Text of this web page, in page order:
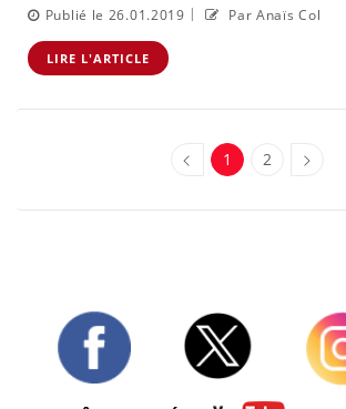
Publié le 26.01.2019 | Par Anaïs Col
LIRE L'ARTICLE
1 2